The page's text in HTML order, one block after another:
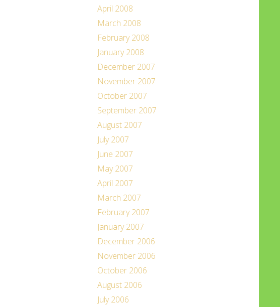
April 2008
March 2008
February 2008
January 2008
December 2007
November 2007
October 2007
September 2007
August 2007
July 2007
June 2007
May 2007
April 2007
March 2007
February 2007
January 2007
December 2006
November 2006
October 2006
August 2006
July 2006